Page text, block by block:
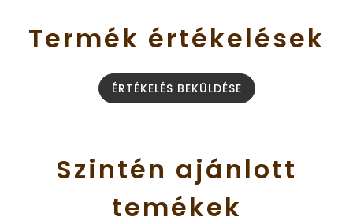
Termék értékelések
ÉRTÉKELÉS BEKÜLDÉSE
Szintén ajánlott
temékek